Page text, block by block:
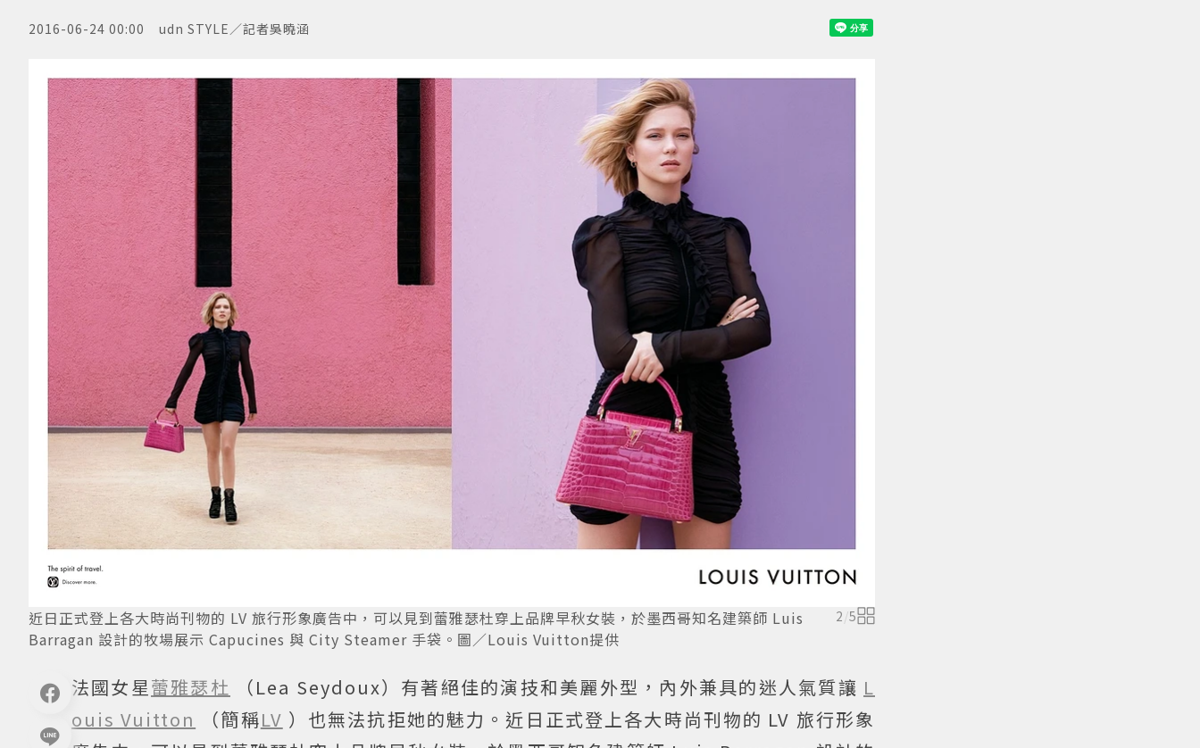
2016-06-24 00:00 udn STYLE／記者吳曉涵
近日正式登上各大時尚刊物的 LV 旅行形象廣告中，可以見到蕾雅瑟杜穿上品牌早秋女裝，於墨西哥知名建築師 Luis
Barragan 設計的牧場展示 Capucines 與 City Steamer 手袋。圖／Louis Vuitton提供
2 /5
法國女星蕾雅瑟杜 （Lea Seydoux）有著絕佳的演技和美麗外型，內外兼具的迷人氣質讓 L
ouis Vuitton
（簡稱LV ）也無法抗拒她的魅力。近日正式登上各大時尚刊物的 LV 旅行形象